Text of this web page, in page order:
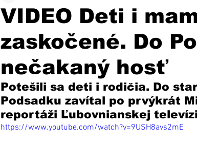
VIDEO Deti i
zaskočené. Do
nečakaný hosť
Potešili sa deti i rodičia. Do
Podsadku zavítal po prvýkrát
reportáži Ľubovnianskej
https://www.youtube.com/watch?v=9USH8avs2mE